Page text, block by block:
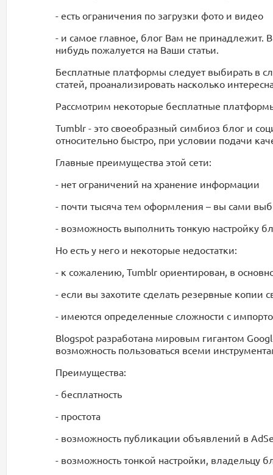
- есть ограничения по загрузки фото и видео
- и самое главное, блог Вам не принадлежит.
нибудь пожалуется на Ваши статьи.
Бесплатные платформы следует выбирать в
статей, проанализировать насколько
Рассмотрим некоторые бесплатные
Tumblr - это своеобразный симбиоз блог и
относительно быстро, при условии подачи
Главные преимущества этой сети:
- нет ограничений на хранение информации
- почти тысяча тем оформления – вы сами
- возможность выполнить тонкую настройку
Но есть у него и некоторые недостатки:
- к сожалению, Tumblr ориентирован, в
- если вы захотите сделать резервные копии
- имеются определенные сложности с
Blogspot разработана мировым гигантом
возможность пользоваться всеми
Преимущества:
- бесплатность
- простота
- возможность публикации объявлений в
- возможность тонкой настройки, владельцу